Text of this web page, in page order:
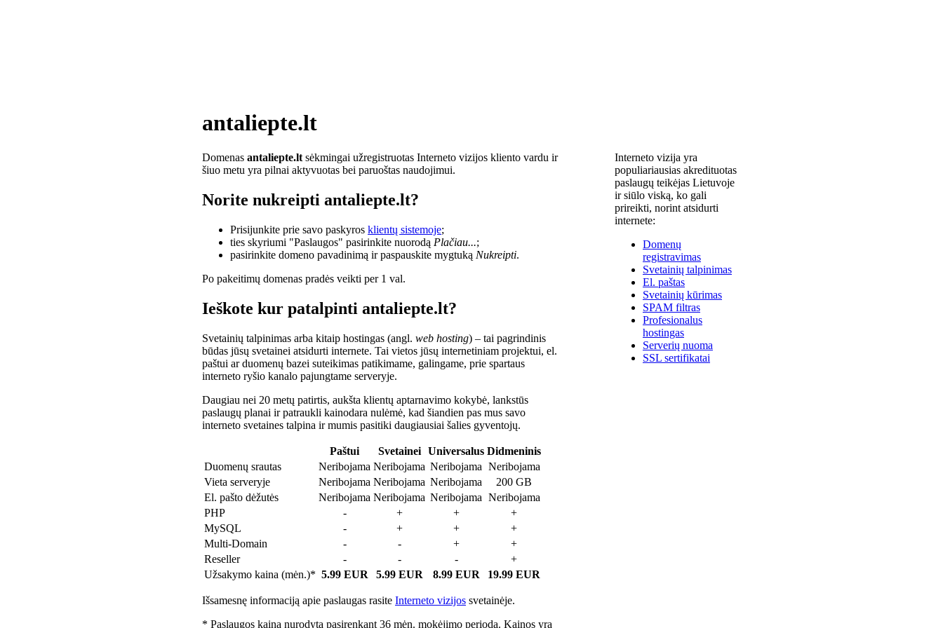
antaliepte.lt
Domenas antaliepte.lt sėkmingai užregistruotas Interneto vizijos kliento vardu ir
šiuo metu yra pilnai aktyvuotas bei paruoštas naudojimui.
Norite nukreipti antaliepte.lt?
Prisijunkite prie savo paskyros klientų sistemoje;
ties skyriumi "Paslaugos" pasirinkite nuorodą Plačiau...;
pasirinkite domeno pavadinimą ir paspauskite mygtuką Nukreipti.
Po pakeitimų domenas pradės veikti per 1 val.
Ieškote kur patalpinti antaliepte.lt?
Svetainių talpinimas arba kitaip hostingas (angl. web hosting) – tai pagrindinis
būdas jūsų svetainei atsidurti internete. Tai vietos jūsų internetiniam projektui, el.
paštui ar duomenų bazei suteikimas patikimame, galingame, prie spartaus
interneto ryšio kanalo pajungtame serveryje.
Daugiau nei 20 metų patirtis, aukšta klientų aptarnavimo kokybė, lankstūs
paslaugų planai ir patraukli kainodara nulėmė, kad šiandien pas mus savo
interneto svetaines talpina ir mumis pasitiki daugiausiai šalies gyventojų.
Paštui Svetainei Universalus Didmeninis
Duomenų srautas
Neribojama Neribojama Neribojama Neribojama
Vieta serveryje
Neribojama Neribojama Neribojama
200 GB
El. pašto dėžutės
Neribojama Neribojama Neribojama Neribojama
PHP
- + +
+
MySQL
- + +
+
Multi-Domain
- - +
+
Reseller
- - -
+
Užsakymo kaina (mėn.)* 5.99 EUR 5.99 EUR 8.99 EUR 19.99 EUR
Išsamesnę informaciją apie paslaugas rasite Interneto vizijos svetainėje.
* Paslaugos kaina nurodyta pasirenkant 36 mėn. mokėjimo periodą. Kainos yra
Interneto vizija yra
populiariausias akredituotas
paslaugų teikėjas Lietuvoje
ir siūlo viską, ko gali
prireikti, norint atsidurti
internete:
Domenų
registravimas
Svetainių talpinimas
El. paštas
Svetainių kūrimas
SPAM filtras
Profesionalus
hostingas
Serverių nuoma
SSL sertifikatai